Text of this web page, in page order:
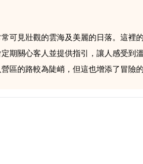
可見壯觀的雲海及美麗的日落。這裡
期關心客人並提供指引，讓人感受到
的路較為陡峭，但這也增添了冒險